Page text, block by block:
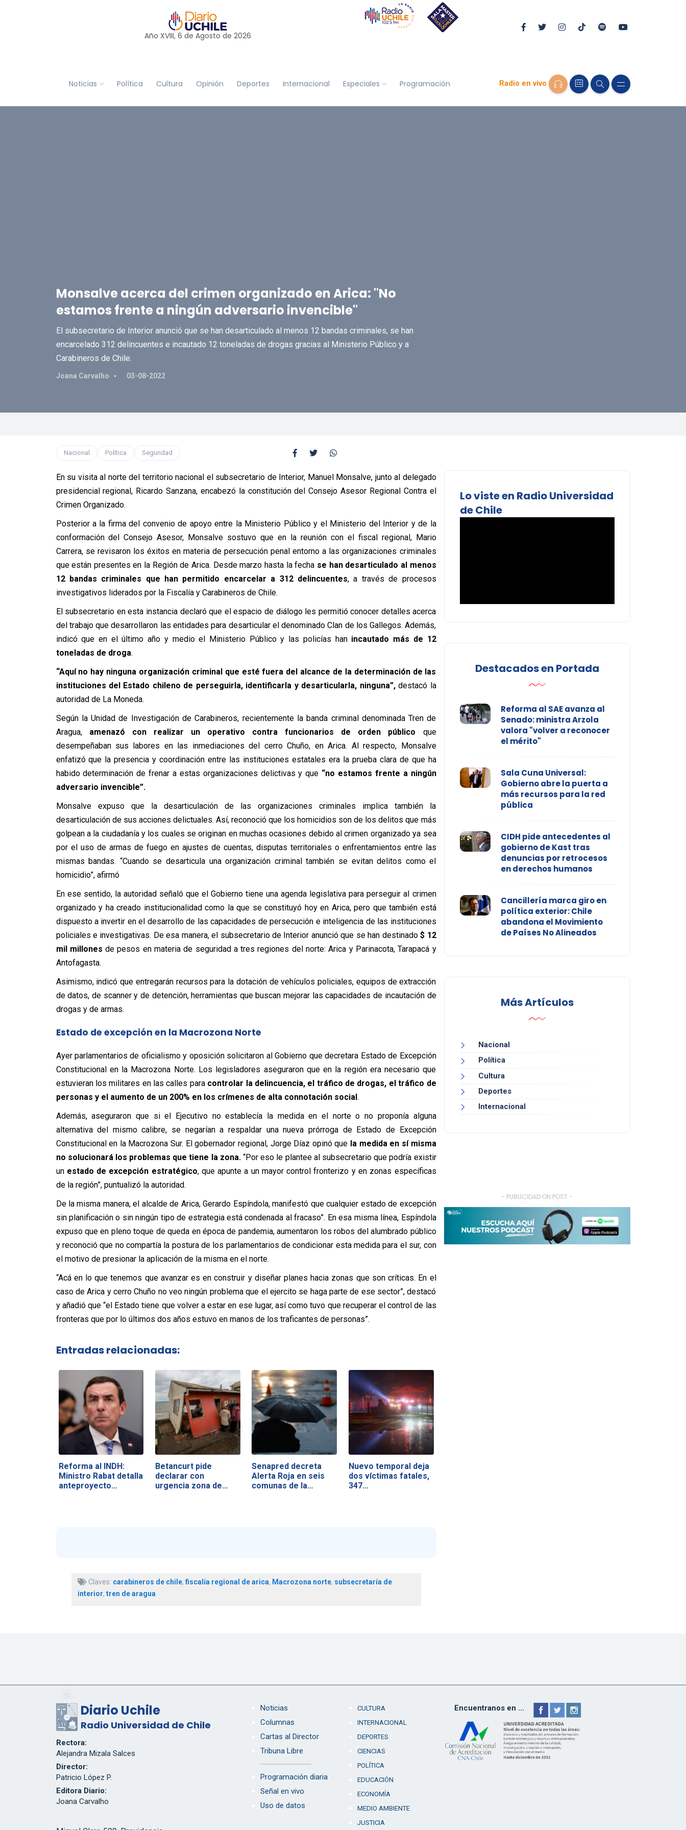
Año XVIII, 6 de Agosto de 2026
Noticias Política Cultura Opinión Deportes Internacional Especiales Programación Radio en vivo
Monsalve acerca del crimen organizado en Arica: "No
estamos frente a ningún adversario invencible"
El subsecretario de Interior anunció que se han desarticulado al menos 12 bandas criminales, se han
encarcelado 312 delincuentes e incautado 12 toneladas de drogas gracias al Ministerio Público y a
Carabineros de Chile.
Joana Carvalho 03-08-2022
Nacional Política Seguridad
En su visita al norte del territorio nacional el subsecretario de Interior, Manuel Monsalve, junto al delegado
presidencial regional, Ricardo Sanzana, encabezó la constitución del Consejo Asesor Regional Contra el
Crimen Organizado.
Posterior a la firma del convenio de apoyo entre la Ministerio Público y el Ministerio del Interior y de la
conformación del Consejo Asesor, Monsalve sostuvo que en la reunión con el fiscal regional, Mario
Carrera, se revisaron los éxitos en materia de persecución penal entorno a las organizaciones criminales
que están presentes en la Región de Arica. Desde marzo hasta la fecha se han desarticulado al menos
12 bandas criminales que han permitido encarcelar a 312 delincuentes, a través de procesos
investigativos liderados por la Fiscalía y Carabineros de Chile.
El subsecretario en esta instancia declaró que el espacio de diálogo les permitió conocer detalles acerca
del trabajo que desarrollaron las entidades para desarticular el denominado Clan de los Gallegos. Además,
indicó que en el último año y medio el Ministerio Público y las policías han incautado más de 12
toneladas de droga.
“Aquí no hay ninguna organización criminal que esté fuera del alcance de la determinación de las
instituciones del Estado chileno de perseguirla, identificarla y desarticularla, ninguna”,destacó la
autoridad de La Moneda.
Según la Unidad de Investigación de Carabineros, recientemente la banda criminal denominada Tren de
Aragua, amenazó con realizar un operativo contra funcionarios de orden público que
desempeñaban sus labores en las inmediaciones del cerro Chuño, en Arica. Al respecto, Monsalve
enfatizó que la presencia y coordinación entre las instituciones estatales era la prueba clara de que ha
habido determinación de frenar a estas organizaciones delictivas y que “no estamos frente a ningún
adversario invencible”.
Monsalve expuso que la desarticulación de las organizaciones criminales implica también la
desarticulación de sus acciones delictuales. Así, reconoció que los homicidios son de los delitos que más
golpean a la ciudadanía y los cuales se originan en muchas ocasiones debido al crimen organizado ya sea
por el uso de armas de fuego en ajustes de cuentas, disputas territoriales o enfrentamientos entre las
mismas bandas. “Cuando se desarticula una organización criminal también se evitan delitos como el
homicidio”, afirmó
En ese sentido, la autoridad señaló que el Gobierno tiene una agenda legislativa para perseguir al crimen
organizado y ha creado institucionalidad como la que se constituyó hoy en Arica, pero que también está
dispuesto a invertir en el desarrollo de las capacidades de persecución e inteligencia de las instituciones
policiales e investigativas. De esa manera, el subsecretario de Interior anunció que se han destinado$ 12
mil millones de pesos en materia de seguridad a tres regiones del norte: Arica y Parinacota, Tarapacá y
Antofagasta.
Asimismo, indicó que entregarán recursos para la dotación de vehículos policiales, equipos de extracción
de datos, de scanner y de detención, herramientas que buscan mejorar las capacidades de incautación de
drogas y de armas.
Estado de excepción en la Macrozona Norte
Ayer parlamentarios de oficialismo y oposición solicitaron al Gobierno que decretara Estado de Excepción
Constitucional en la Macrozona Norte. Los legisladores aseguraron que en la región era necesario que
estuvieran los militares en las calles para controlar la delincuencia, el tráfico de drogas, el tráfico de
personas y el aumento de un 200% en los crímenes de alta connotación social.
Además, aseguraron que si el Ejecutivo no establecía la medida en el norte o no proponía alguna
alternativa del mismo calibre, se negarían a respaldar una nueva prórroga de Estado de Excepción
Constitucional en la Macrozona Sur. El gobernador regional, Jorge Díaz opinó que la medida en sí misma
no solucionará los problemas que tiene la zona.“Por eso le plantee al subsecretario que podría existir
un estado de excepción estratégico, que apunte a un mayor control fronterizo y en zonas específicas
de la región”, puntualizó la autoridad.
De la misma manera, el alcalde de Arica, Gerardo Espíndola, manifestó que cualquier estado de excepción
sin planificación o sin ningún tipo de estrategia está condenada al fracaso”. En esa misma línea, Espíndola
expuso que en pleno toque de queda en época de pandemia, aumentaron los robos del alumbrado público
y reconoció que no compartía la postura de los parlamentarios de condicionar esta medida para el sur, con
el motivo de presionar la aplicación de la misma en el norte.
“Acá en lo que tenemos que avanzar es en construir y diseñar planes hacia zonas que son críticas. En el
caso de Arica y cerro Chuño no veo ningún problema que el ejercito se haga parte de ese sector”, destacó
y añadió que “el Estado tiene que volver a estar en ese lugar, así como tuvo que recuperar el control de las
fronteras que por lo últimos dos años estuvo en manos de los traficantes de personas”.
Entradas relacionadas:
Reforma al INDH:
Ministro Rabat detalla
anteproyecto…
Betancurt pide
declarar con
urgencia zona de…
Senapred decreta
Alerta Roja en seis
comunas de la…
Nuevo temporal deja
dos víctimas fatales,
347…
Claves: carabineros de chile, fiscalía regional de arica, Macrozona norte, subsecretaría de
interior, tren de aragua
Lo viste en Radio Universidad
de Chile
Destacados en Portada
Reforma al SAE avanza al
Senado: ministra Arzola
valora "volver a reconocer
el mérito"
Sala Cuna Universal:
Gobierno abre la puerta a
más recursos para la red
pública
CIDH pide antecedentes al
gobierno de Kast tras
denuncias por retrocesos
en derechos humanos
Cancillería marca giro en
política exterior: Chile
abandona el Movimiento
de Países No Alineados
Más Artículos
Nacional
Política
Cultura
Deportes
Internacional
- PUBLICIDAD ON POST -
Diario Uchile
Radio Universidad de Chile
Rectora:
Alejandra Mizala Salces
Director:
Patricio López P.
Editora Diario:
Joana Carvalho
Noticias
Columnas
Cartas al Director
Tribuna Libre
Programación diaria
Señal en vivo
Uso de datos
CULTURA
INTERNACIONAL
DEPORTES
CIENCIAS
POLÍTICA
EDUCACIÓN
ECONOMÍA
MEDIO AMBIENTE
JUSTICIA
Encuentranos en ...